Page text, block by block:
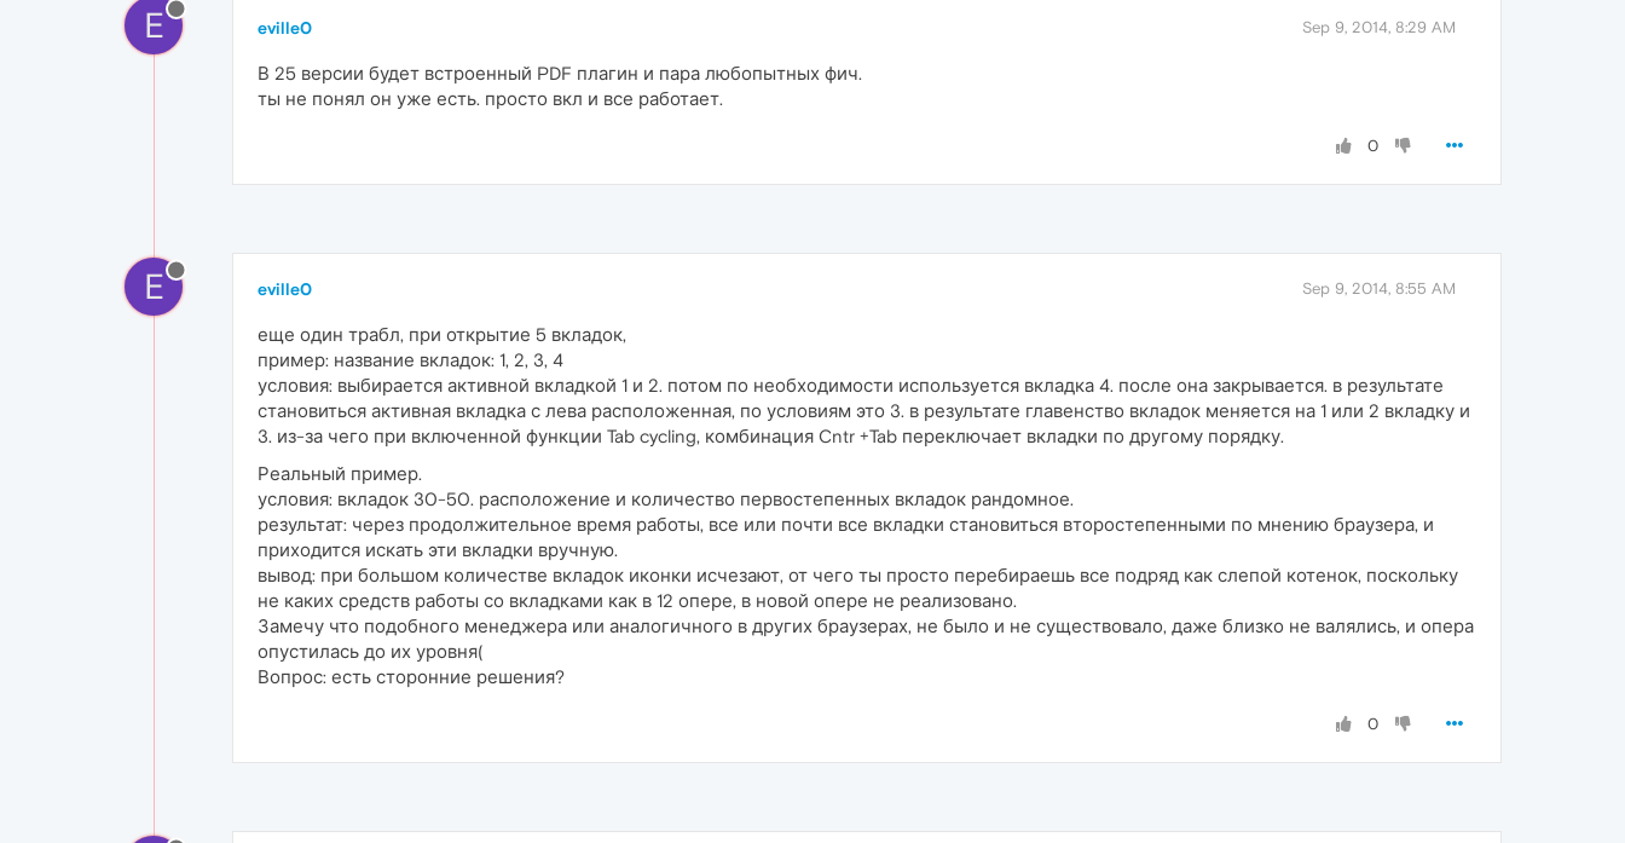
E eville0 Sep 9, 2014, 8:29 AM
В 25 версии будет встроенный PDF плагин и пара любопытных фич.
ты не понял он уже есть. просто вкл и все работает.
0
E eville0 Sep 9, 2014, 8:55 AM
еще один трабл, при открытие 5 вкладок,
пример: название вкладок: 1, 2, 3, 4
условия: выбирается активной вкладкой 1 и 2. потом по необходимости используется вкладка 4. после она закрывается. в результате
становиться активная вкладка с лева расположенная, по условиям это 3. в результате главенство вкладок меняется на 1 или 2 вкладку и
3. из-за чего при включенной функции Tab cycling, комбинация Cntr +Tab переключает вкладки по другому порядку.
Реальный пример.
условия: вкладок 30-50. расположение и количество первостепенных вкладок рандомное.
результат: через продолжительное время работы, все или почти все вкладки становиться второстепенными по мнению браузера, и
приходится искать эти вкладки вручную.
вывод: при большом количестве вкладок иконки исчезают, от чего ты просто перебираешь все подряд как слепой котенок, поскольку
не каких средств работы со вкладками как в 12 опере, в новой опере не реализовано.
Замечу что подобного менеджера или аналогичного в других браузерах, не было и не существовало, даже близко не валялись, и опера
опустилась до их уровня(
Вопрос: есть сторонние решения?
0